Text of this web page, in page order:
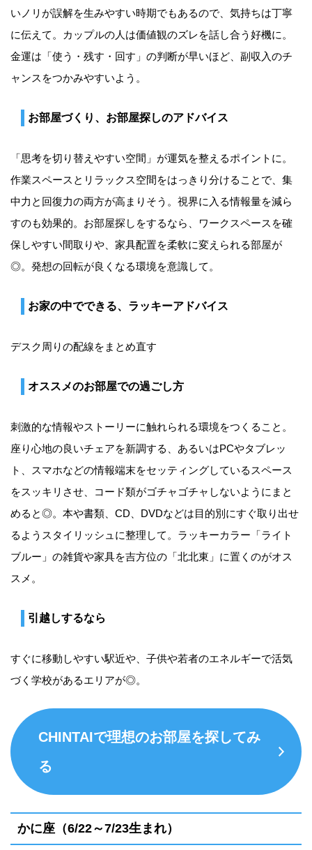
いノリが誤解を生みやすい時期でもあるので、気持ちは丁寧
に伝えて。カップルの人は価値観のズレを話し合う好機に。
金運は「使う・残す・回す」の判断が早いほど、副収入のチ
ャンスをつかみやすいよう。
お部屋づくり、お部屋探しのアドバイス
「思考を切り替えやすい空間」が運気を整えるポイントに。
作業スペースとリラックス空間をはっきり分けることで、集
中力と回復力の両方が高まりそう。視界に入る情報量を減ら
すのも効果的。お部屋探しをするなら、ワークスペースを確
保しやすい間取りや、家具配置を柔軟に変えられる部屋が
◎。発想の回転が良くなる環境を意識して。
お家の中でできる、ラッキーアドバイス
デスク周りの配線をまとめ直す
オススメのお部屋での過ごし方
刺激的な情報やストーリーに触れられる環境をつくること。
座り心地の良いチェアを新調する、あるいはPCやタブレッ
ト、スマホなどの情報端末をセッティングしているスペース
をスッキリさせ、コード類がゴチャゴチャしないようにまと
めると◎。本や書類、CD、DVDなどは目的別にすぐ取り出せ
るようスタイリッシュに整理して。ラッキーカラー「ライト
ブルー」の雑貨や家具を吉方位の「北北東」に置くのがオス
スメ。
引越しするなら
すぐに移動しやすい駅近や、子供や若者のエネルギーで活気
づく学校があるエリアが◎。
CHINTAIで理想のお部屋を探してみ
る
かに座（6/22～7/23生まれ）